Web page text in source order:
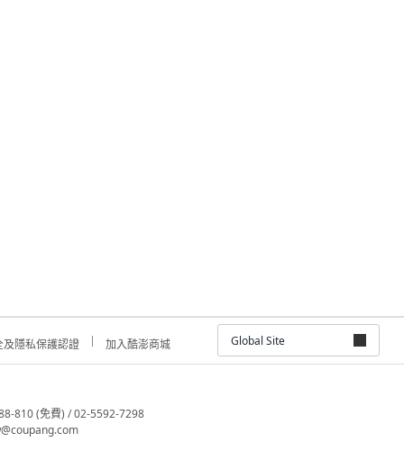
及隱私保護認證 加入酷澎商城 Global Site
810 (免費) / 02-5592-7298